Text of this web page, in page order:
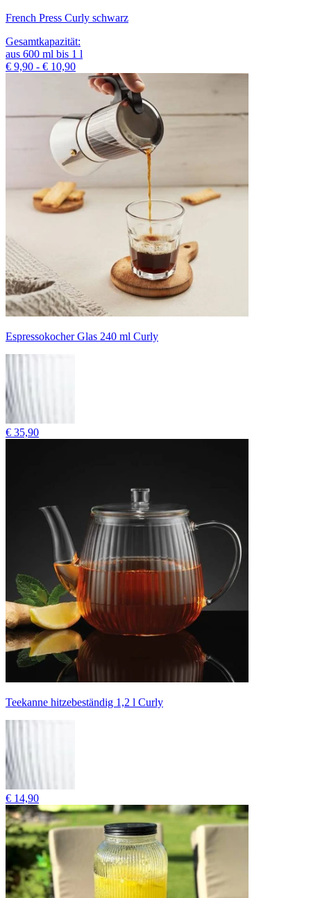
French Press Curly schwarz
Gesamtkapazität:
aus 600 ml bis 1 l
€ 9,90 - € 10,90
Espressokocher Glas 240 ml Curly
€ 35,90
Teekanne hitzebeständig 1,2 l Curly
€ 14,90